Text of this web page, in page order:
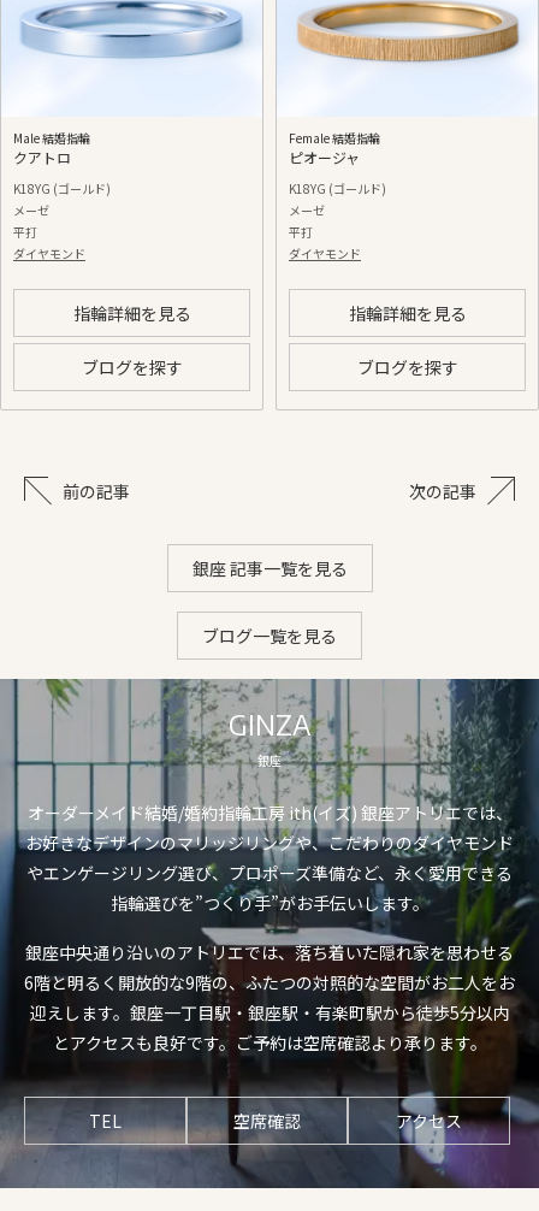
Male 結婚指輪
クアトロ
K18YG (ゴールド)
メーゼ
平打
ダイヤモンド
指輪詳細を見る
ブログを探す
Female 結婚指輪
ピオージャ
K18YG (ゴールド)
メーゼ
平打
ダイヤモンド
指輪詳細を見る
ブログを探す
前の記事 次の記事
銀座 記事一覧を見る
ブログ一覧を見る
GINZA
銀座
オーダーメイド結婚/婚約指輪工房 ith(イズ) 銀座アトリエでは、
お好きなデザインのマリッジリングや、こだわりのダイヤモンド
やエンゲージリング選び、プロポーズ準備など、永く愛用できる
指輪選びを”つくり手”がお手伝いします。
銀座中央通り沿いのアトリエでは、落ち着いた隠れ家を思わせる
6階と明るく開放的な9階の、ふたつの対照的な空間がお二人をお
迎えします。銀座一丁目駅・銀座駅・有楽町駅から徒歩5分以内
とアクセスも良好です。ご予約は空席確認より承ります。
TEL 空席確認 アクセス